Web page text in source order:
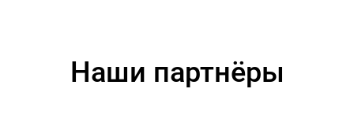
Наши партнёры